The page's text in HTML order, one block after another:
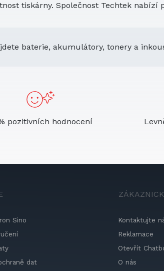
tiskárny. Společnost Techtek nabízí
baterie, akumulátory, tonery a
pozitivních hodnocení
Sino
dat
Kontaktujte
Reklamace
Otevřít
O nás